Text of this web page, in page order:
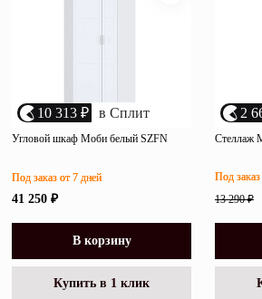
10 313 ₽ в Сплит
Угловой шкаф Моби белый SZFN
41 250 ₽
Под заказ от 7 дней
В корзину
Купить в 1 клик
2
Стеллаж
13 290 ₽
Под